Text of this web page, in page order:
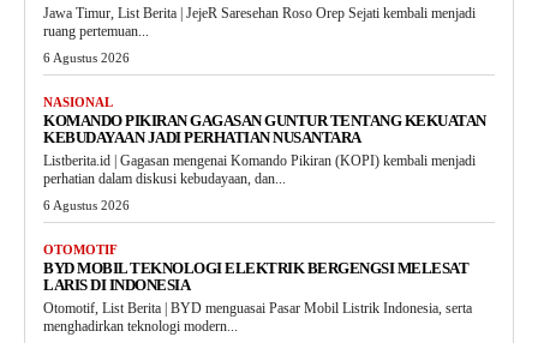
Jawa Timur, List Berita | JejeR Saresehan Roso Orep Sejati kembali menjadi
ruang pertemuan...
6 Agustus 2026
NASIONAL
KOMANDO PIKIRAN GAGASAN GUNTUR TENTANG KEKUATAN
KEBUDAYAAN JADI PERHATIAN NUSANTARA
Listberita.id | Gagasan mengenai Komando Pikiran (KOPI) kembali menjadi
perhatian dalam diskusi kebudayaan, dan...
6 Agustus 2026
OTOMOTIF
BYD MOBIL TEKNOLOGI ELEKTRIK BERGENGSI MELESAT
LARIS DI INDONESIA
Otomotif, List Berita | BYD menguasai Pasar Mobil Listrik Indonesia, serta
menghadirkan teknologi modern...